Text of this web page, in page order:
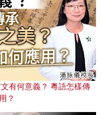
有何意義？ 粵語怎樣傳
？